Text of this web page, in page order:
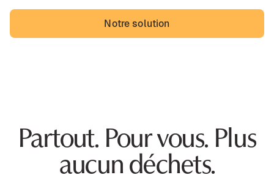
Notre solution
Partout. Pour vous. Plus
aucun déchets.